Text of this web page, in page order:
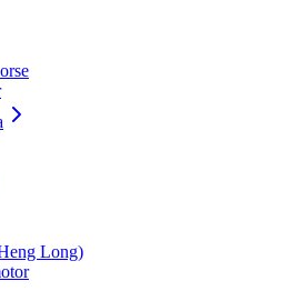
Long)